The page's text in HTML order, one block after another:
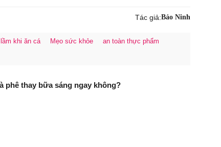
Tác giả:Bảo Ninh
khi ăn cá Mẹo sức khỏe
an toàn thực phẩm
phê thay bữa sáng ngay không?